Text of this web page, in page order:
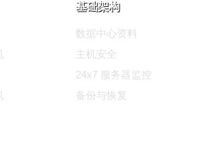
基础架构
数据中心资料
主机安全
24x7 服务器监控
备份与恢复